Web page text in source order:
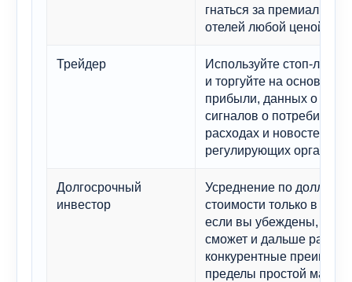
гнаться за премиальной
отелей любой ценой.
Трейдер
Используйте стоп-лосс-
и торгуйте на основе
прибыли, данных о
сигналов о
расходах и новостей от
регулирующих органов.
Долгосрочный
инвестор
Усреднение по
стоимости только в том
если вы убеждены, что
сможет и дальше
конкурентные
пределы простой